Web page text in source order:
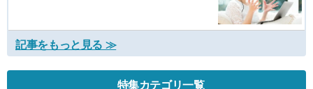
記事をもっと見る ≫
特集カテゴリ一覧